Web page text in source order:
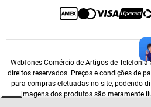
Webfones Comércio de Artigos de
direitos reservados. Preços e condições de
para compras efetuadas no site, podendo
imagens dos produtos são meramente